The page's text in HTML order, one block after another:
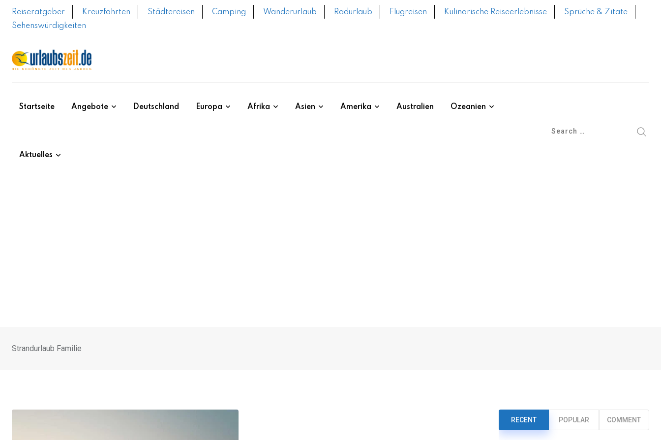
Skip
Reiseratgeber Kreuzfahrten Städtereisen Camping Wanderurlaub Radurlaub Flugreisen Kulinarische Reiseerlebnisse
Sprüche & Zitate
Sehenswürdigkeiten
Startseite Angebote Deutschland Europa Afrika Asien Amerika Australien Ozeanien
Aktuelles
Strandurlaub Familie
RECENT POPULAR COMMENT